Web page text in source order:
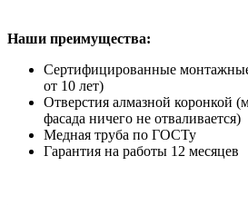
Наши преимущества:
Сертифицированные
от 10 лет)
Отверстия алмазной коронкой
фасада ничего не отваливается)
Медная труба по ГОСТу
Гарантия на работы 12 месяцев